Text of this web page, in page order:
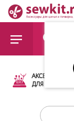
АКСЕССУАРЫ
ДЛЯ ШИТЬЯ